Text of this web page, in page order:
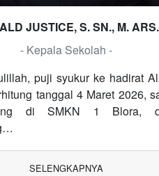
JUSTICE, S. SN., M. ARS.
- Kepala Sekolah -
puji syukur ke hadirat
tanggal 4 Maret 2026,
di SMKN 1 Blora,
SELENGKAPNYA